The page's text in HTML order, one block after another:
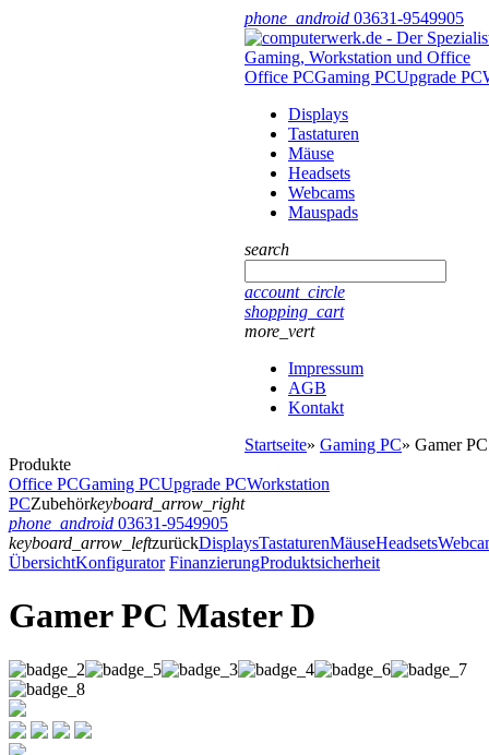
phone_android 03631-9549905
Office PCGaming PCUpgrade PC
Displays
Tastaturen
Mäuse
Headsets
Webcams
Mauspads
search
account_circle
shopping_cart
more_vert
Impressum
AGB
Kontakt
Startseite» Gaming PC» Gamer
Produkte
Office PCGaming PCUpgrade PCWorkstation
PCZubehörkeyboard_arrow_right
phone_android 03631-9549905
keyboard_arrow_leftzurückDisplaysTastaturenMäuseHeadsets
ÜbersichtKonfigurator FinanzierungProduktsicherheit
Gamer PC Master D